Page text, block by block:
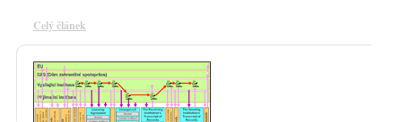
Celý článek